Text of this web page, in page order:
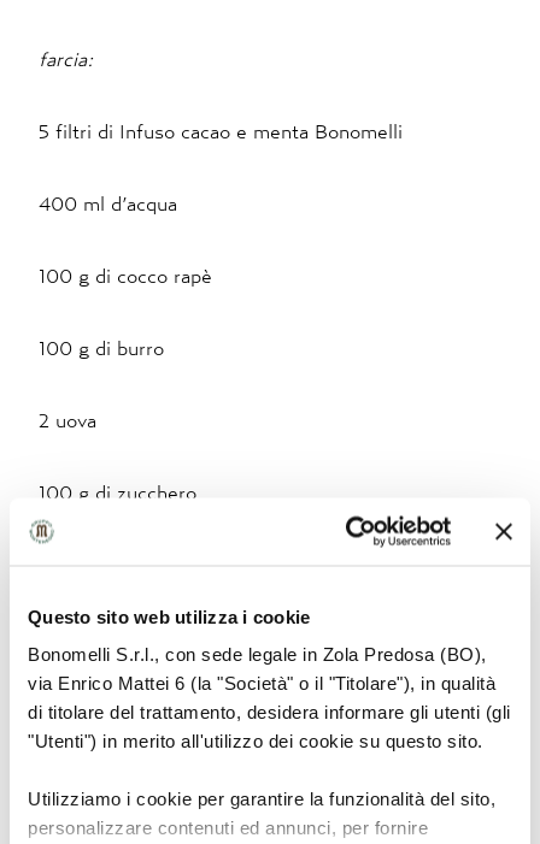
Questo sito web utilizza i cookie
Bonomelli S.r.l., con sede legale in Zola Predosa (BO),
via Enrico Mattei 6 (la "Società" o il "Titolare"), in qualità
di titolare del trattamento, desidera informare gli utenti (gli
"Utenti") in merito all'utilizzo dei cookie su questo sito.
Utilizziamo i cookie per garantire la funzionalità del sito,
personalizzare contenuti ed annunci, per fornire
farcia:
5 filtri di Infuso cacao e menta Bonomelli
400 ml d’acqua
100 g di cocco rapè
100 g di burro
2 uova
100 g di zucchero
fettine di ananas